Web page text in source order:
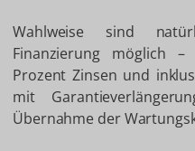
Wahlweise sind
Finanzierung möglich
Prozent Zinsen und
mit
Übernahme der